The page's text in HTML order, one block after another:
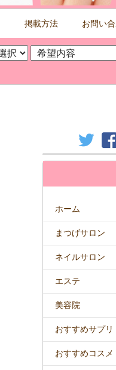
掲載方法 お問い
ホーム
まつげサロン
ネイルサロン
エステ
美容院
おすすめサプリ
おすすめコスメ